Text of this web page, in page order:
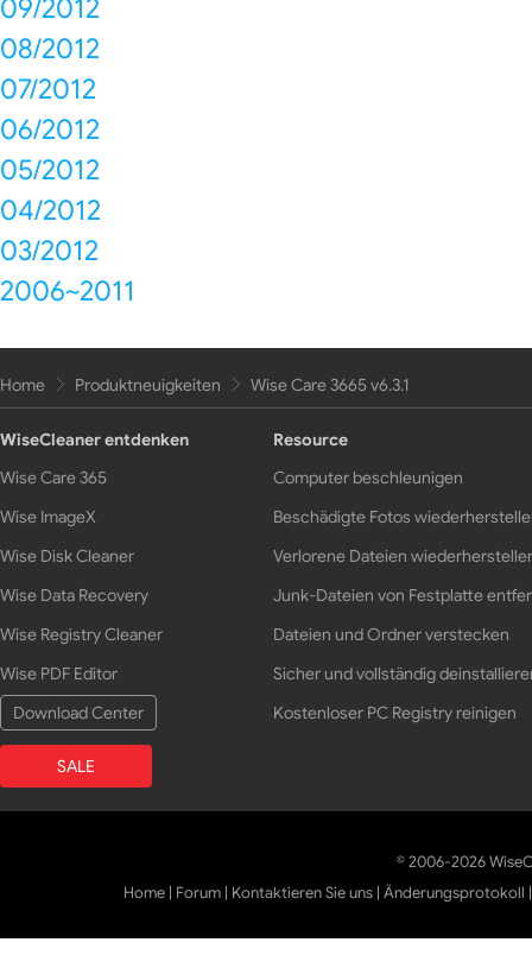
09/2012
08/2012
07/2012
06/2012
05/2012
04/2012
03/2012
2006~2011
Home Produktneuigkeiten Wise Care 3665 v6.3.1
WiseCleaner entdenken
Wise Care 365
Wise ImageX
Wise Disk Cleaner
Wise Data Recovery
Wise Registry Cleaner
Wise PDF Editor
Download Center
SALE
Resource
Computer beschleunigen
Beschädigte Fotos
Verlorene Dateien
Junk-Dateien von Festplatte
Dateien und Ordner verstecken
Sicher und vollständig
Kostenloser PC Registry reinigen
© 2006-2026
Home | Forum | Kontaktieren Sie uns |Änderungsprotokoll